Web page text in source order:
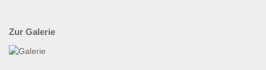
Zur Galerie